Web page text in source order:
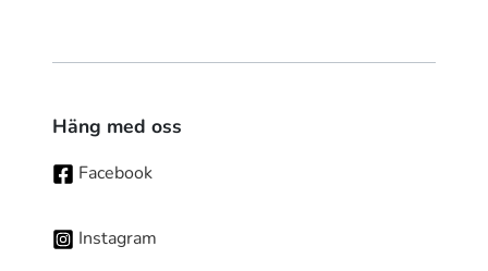
Häng med oss
Facebook
Instagram